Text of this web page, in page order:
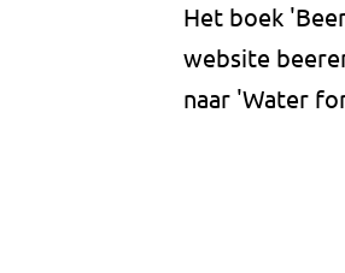
Het boek
website
naar 'Water